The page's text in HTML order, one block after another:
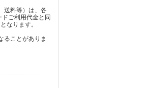
送料等）は、各
ご利用代金と同
なります。
ることがありま